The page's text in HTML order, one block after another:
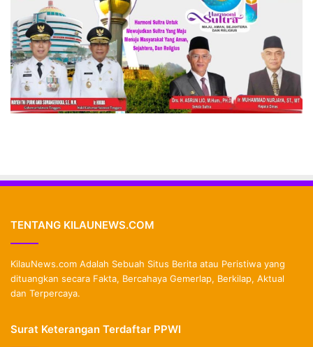
TENTANG KILAUNEWS.COM
KilauNews.com Adalah Sebuah Situs Berita atau Peristiwa yang
dituangkan secara Fakta, Bercahaya Gemerlap, Berkilap, Aktual
dan Terpercaya.
Surat Keterangan Terdaftar PPWI